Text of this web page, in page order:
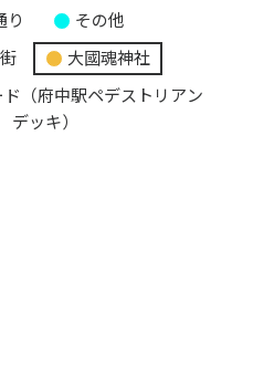
り
その他
大國魂神社
（府中駅ペデストリアン
デッキ）